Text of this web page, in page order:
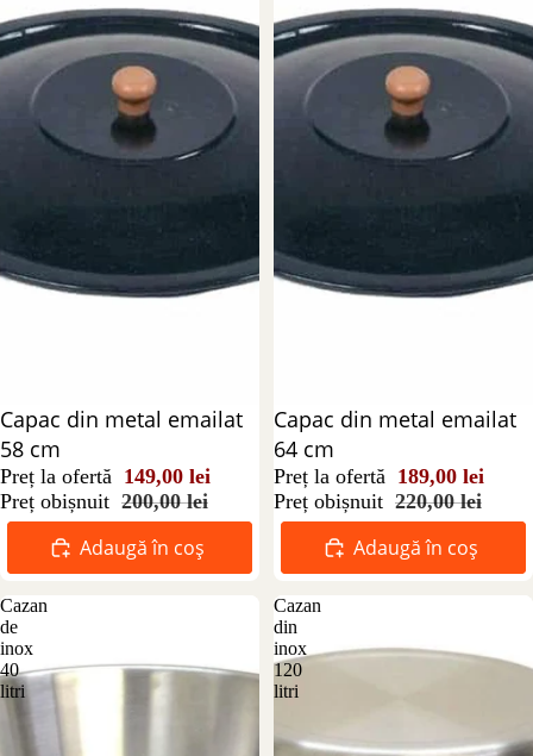
Reducere 26%
Capac din metal emailat
58 cm
Preț la ofertă 149,00 lei
Preț obișnuit 200,00 lei
Adaugă în coș
Reducere 14%
Capac din metal emailat
64 cm
Preț la ofertă 189,00 lei
Preț obișnuit 220,00 lei
Adaugă în coș
Cazan
de
inox
40
litri
Cazan
din
inox
120
litri